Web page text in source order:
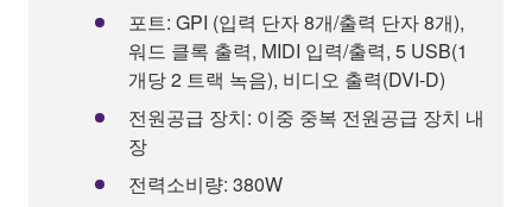
포트: GPI (입력 단자 8개/출력 단자 8개),
워드 클록 출력, MIDI 입력/출력, 5 USB(1
개당 2 트랙 녹음), 비디오 출력(DVI-D)
전원공급 장치: 이중 중복 전원공급 장치 내
장
전력소비량: 380W